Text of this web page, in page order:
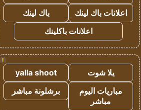
اعلانات باك لينك
باك لينك
اعلانات باكلينك
!
يلا شوت
yalla shoot
مباريات اليوم
مباشر
برشلونة مباشر